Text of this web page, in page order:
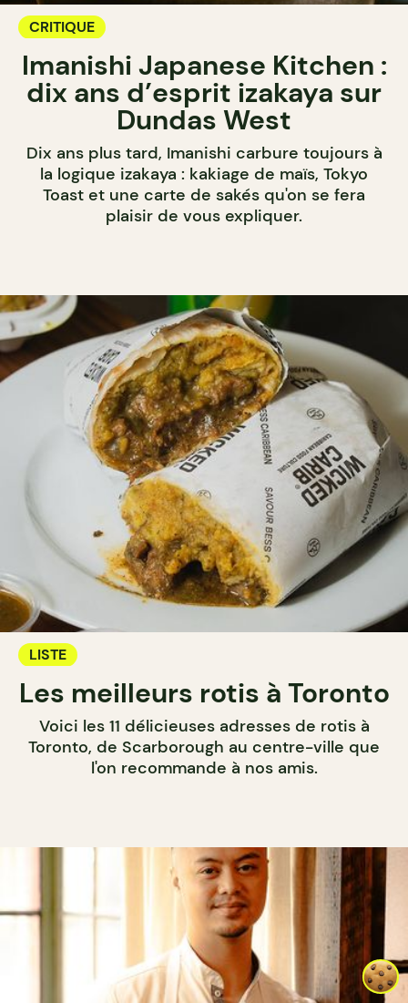
CRITIQUE
Imanishi Japanese Kitchen :
dix ans d’esprit izakaya sur
Dundas West
Dix ans plus tard, Imanishi carbure toujours à
la logique izakaya : kakiage de maïs, Tokyo
Toast et une carte de sakés qu'on se fera
plaisir de vous expliquer.
LISTE
Les meilleurs rotis à Toronto
Voici les 11 délicieuses adresses de rotis à
Toronto, de Scarborough au centre-ville que
l'on recommande à nos amis.